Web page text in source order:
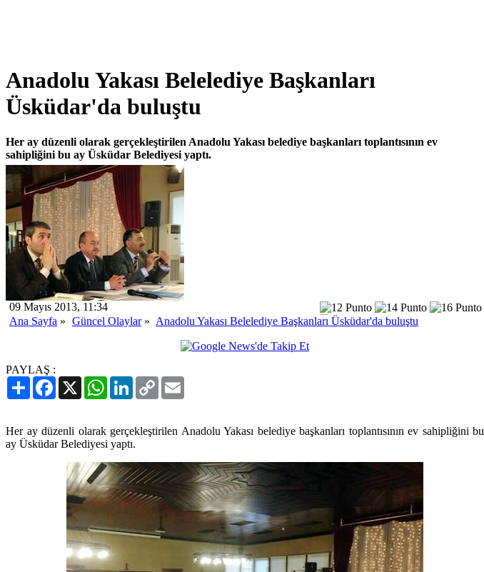
Anadolu Yakası Belelediye Başkanları
Üsküdar'da buluştu
Her ay düzenli olarak gerçekleştirilen Anadolu Yakası belediye başkanları toplantısının ev
sahipliğini bu ay Üsküdar Belediyesi yaptı.
09 Mayıs 2013, 11:34
Ana Sayfa » Güncel Olaylar» Anadolu Yakası Belelediye Başkanları Üsküdar'da buluştu
PAYLAŞ :
PaylaşFacebook
X WhatsAppLinkedIn
Copy
Link
Her ay düzenli olarak gerçekleştirilen Anadolu Yakası belediye başkanları toplantısının ev sahipliğini bu
ay Üsküdar Belediyesi yaptı.